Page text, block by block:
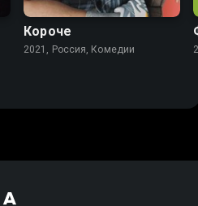
Короче
2021, Россия, Комедии